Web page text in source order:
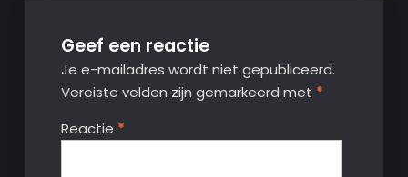
Geef een reactie
Je e-mailadres wordt niet gepubliceerd.
Vereiste velden zijn gemarkeerd met *
Reactie *